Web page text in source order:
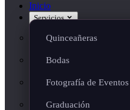
Inicio
Servicios
Quinceañeras
Bodas
Fotografía de Eventos
Graduación